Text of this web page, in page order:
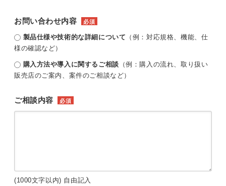
お問い合わせ内容 必須
製品仕様や技術的な詳細について （例：対応規格、機能、仕
様の確認など）
購入方法や導入に関するご相談 （例：購入の流れ、取り扱い
販売店のご案内、案件のご相談など）
ご相談内容 必須
(1000文字以内) 自由記入